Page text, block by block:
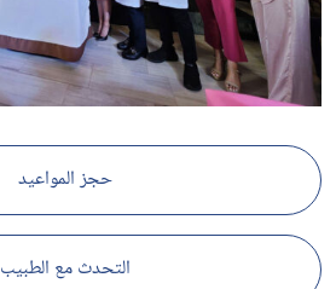
حجز المواعيد
التحدث مع الطبيب